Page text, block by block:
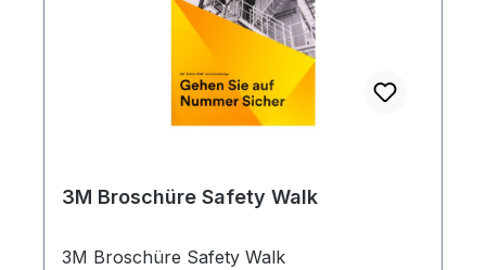
3M Broschüre Safety Walk
3M Broschüre Safety Walk